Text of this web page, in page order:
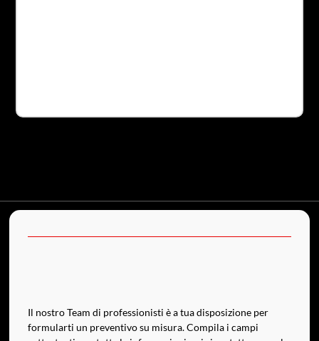
Il nostro Team di professionisti è a tua disposizione per
formularti un preventivo su misura. Compila i campi